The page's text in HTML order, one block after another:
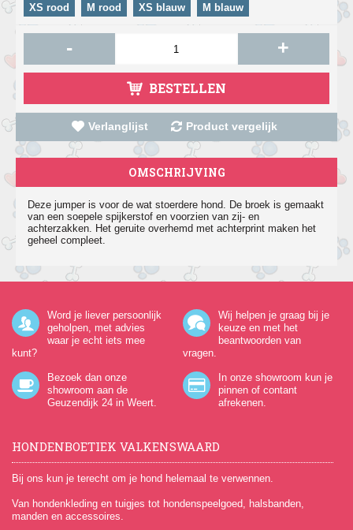
XS rood
M rood XS blauw M blauw
- +
BESTELLEN
Verlanglijst Product vergelijk
OMSCHRIJVING
Deze jumper is voor de wat stoerdere hond. De broek is gemaakt
van een soepele spijkerstof en voorzien van zij- en
achterzakken. Het geruite overhemd met achterprint maken het
geheel compleet.
Word je liever persoonlijk
geholpen, met advies
waar je echt iets mee
kunt?
Wij helpen je graag bij je
keuze en met het
beantwoorden van
vragen.
Bezoek dan onze
showroom aan de
Geuzendijk 24 in Weert.
In onze showroom kun je
pinnen of contant
afrekenen.
HONDENBOETIEK VALKENSWAARD
Bij ons kun je terecht om je hond helemaal te verwennen.
Van hondenkleding en tuigjes tot hondenspeelgoed, halsbanden,
manden en accessoires.